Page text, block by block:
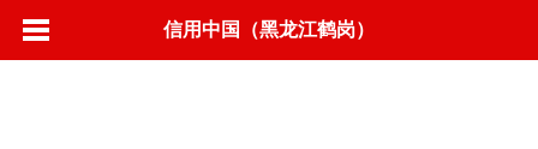
信用中国（黑龙江鹤岗）